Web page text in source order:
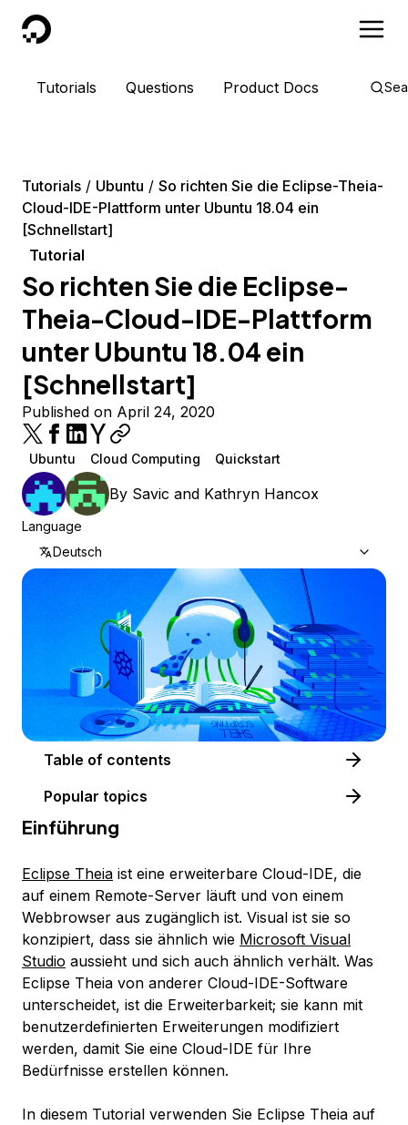
DigitalOcean
Tutorials Questions Product Docs
Tutorials Ubuntu
So richten Sie die Eclipse-Theia-
Cloud-IDE-Plattform unter Ubuntu 18.04 ein
[Schnellstart]
Tutorial
So richten Sie die Eclipse-
Theia-Cloud-IDE-Plattform
unter Ubuntu 18.04 ein
[Schnellstart]
Published on April 24, 2020
Ubuntu Cloud Computing Quickstart
By Savic and Kathryn Hancox
Language
Deutsch
Table of contents
Popular topics
Einführung
Eclipse Theia ist eine erweiterbare Cloud-IDE, die
auf einem Remote-Server läuft und von einem
Webbrowser aus zugänglich ist. Visual ist sie so
konzipiert, dass sie ähnlich wie Microsoft Visual
Studio aussieht und sich auch ähnlich verhält. Was
Eclipse Theia von anderer Cloud-IDE-Software
unterscheidet, ist die Erweiterbarkeit; sie kann mit
benutzerdefinierten Erweiterungen modifiziert
werden, damit Sie eine Cloud-IDE für Ihre
Bedürfnisse erstellen können.
In diesem Tutorial verwenden Sie Eclipse Theia auf